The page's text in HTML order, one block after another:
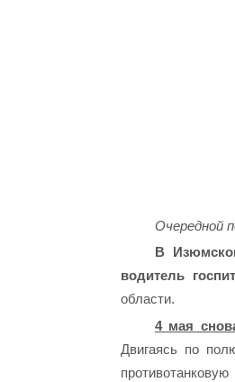
Очередной
В
водитель
области.
4 мая
Двигаясь по